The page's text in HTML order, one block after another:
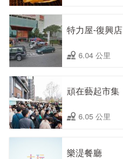
特力屋-復興店
6.04 公里
頑在藝起市集
6.05 公里
樂湜餐廳